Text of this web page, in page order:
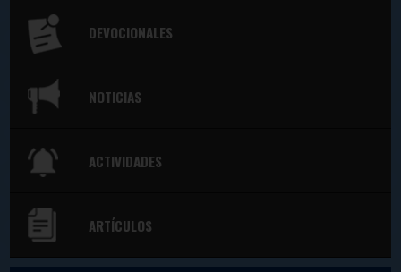
DEVOCIONALES
NOTICIAS
ACTIVIDADES
ARTÍCULOS